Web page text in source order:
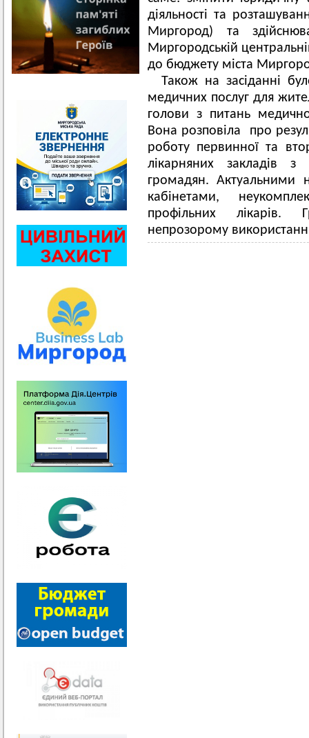
діяльності та
Миргород) та
Миргородській
до бюджету міста
Також на засіданні
медичних послуг для
голови з питань
Вона розповіла про
роботу первинної та
лікарняних закладів
громадян. Актуальними
кабінетами,
профільних лікарів.
непрозорому